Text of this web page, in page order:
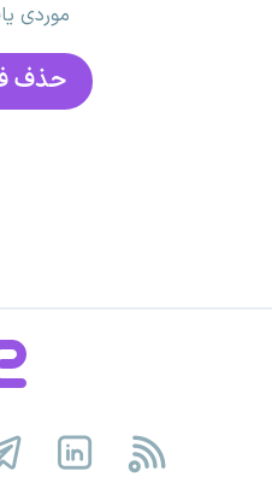
موردی
حذف